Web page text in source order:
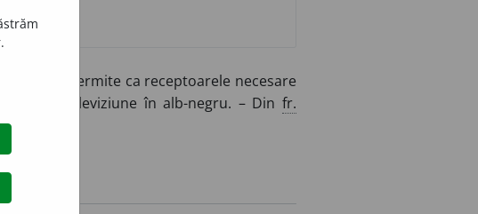
de a permite ca receptoarele necesare
de televiziune în alb-negru. – Din fr.